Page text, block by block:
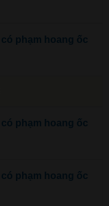
có phạm hoang ốc
có phạm hoang ốc
có phạm hoang ốc